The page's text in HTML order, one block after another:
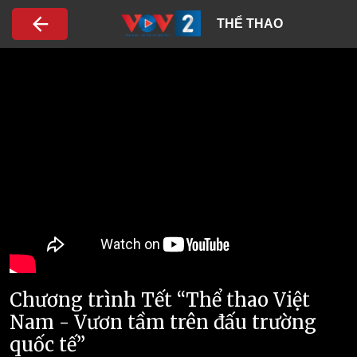
Nhảy đến nội dung
THỂ THAO
Chương trình Tết “Thể thao Việt
Nam - Vươn tầm trên đấu trường
quốc tế”